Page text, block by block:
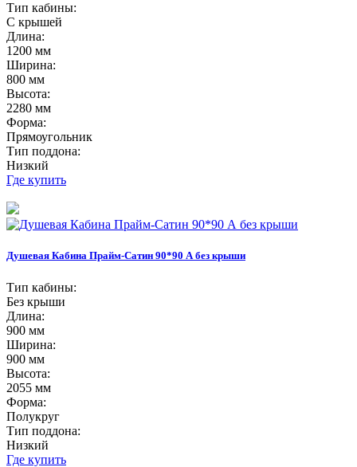
Тип кабины:
С крышей
Длина:
1200 мм
Ширина:
800 мм
Высота:
2280 мм
Форма:
Прямоугольник
Тип поддона:
Низкий
Где купить
Душевая Кабина Прайм-Сатин 90*90 А без крыши
Тип кабины:
Без крыши
Длина:
900 мм
Ширина:
900 мм
Высота:
2055 мм
Форма:
Полукруг
Тип поддона:
Низкий
Где купить